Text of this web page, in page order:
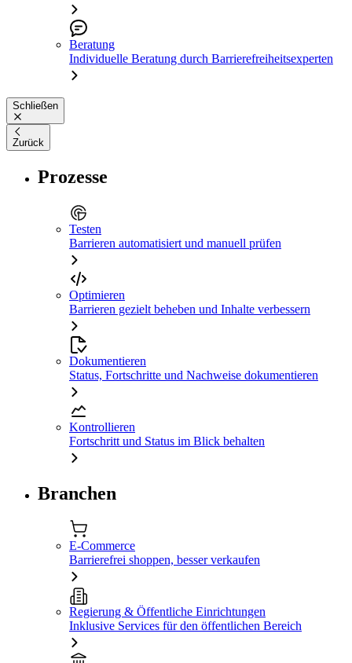
Beratung
Individuelle Beratung durch Barrierefreiheitsexperten
Schließen
Zurück
Prozesse
Testen
Barrieren automatisiert und manuell prüfen
Optimieren
Barrieren gezielt beheben und Inhalte verbessern
Dokumentieren
Status, Fortschritte und Nachweise dokumentieren
Kontrollieren
Fortschritt und Status im Blick behalten
Branchen
E-Commerce
Barrierefrei shoppen, besser verkaufen
Regierung & Öffentliche Einrichtungen
Inklusive Services für den öffentlichen Bereich